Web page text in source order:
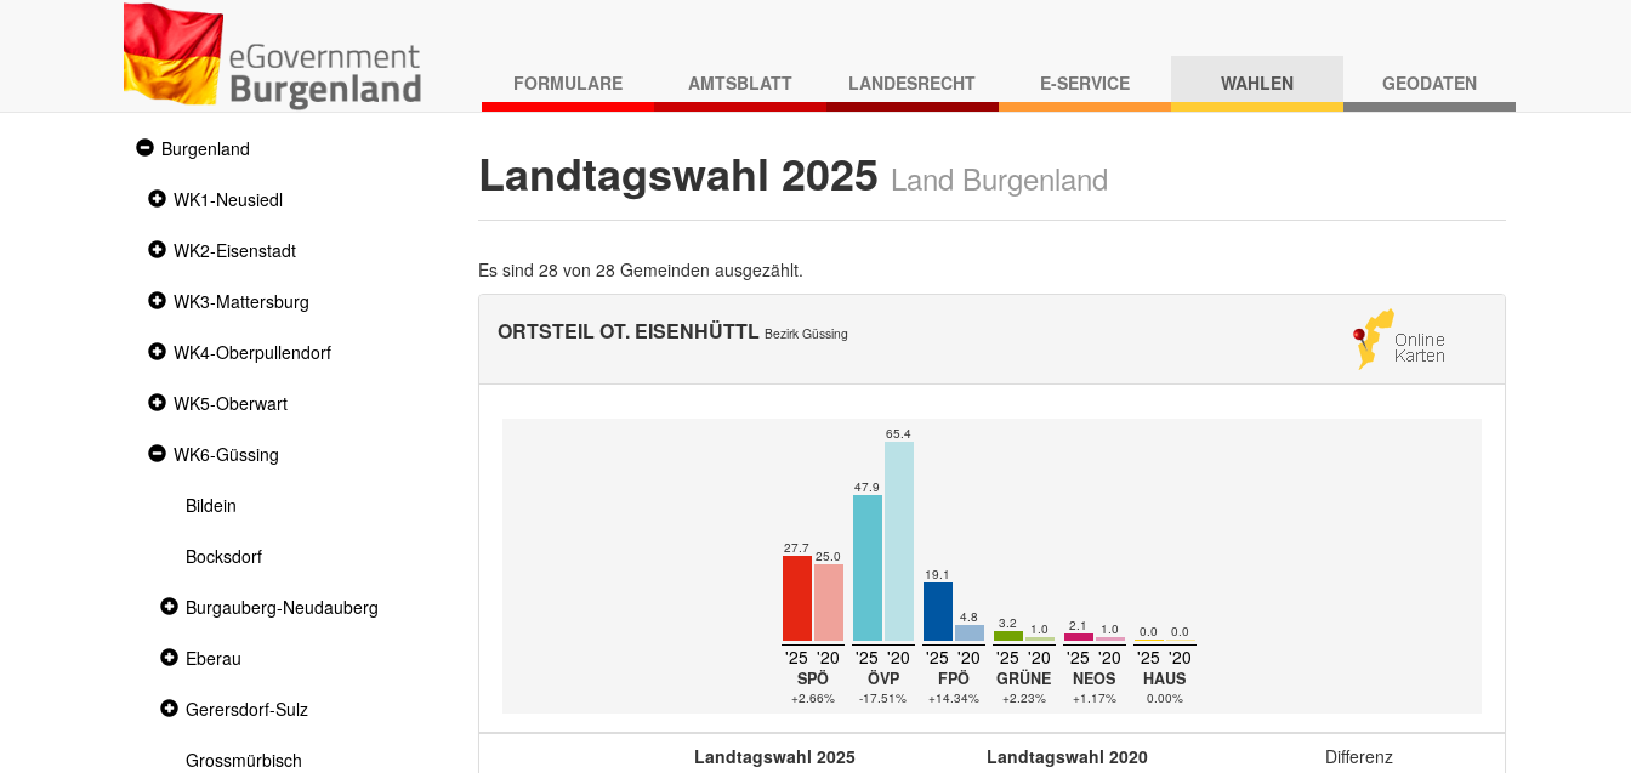
FORMULARE AMTSBLATT LANDESRECHT E-SERVICE WAHLEN GEODATEN
Expanded
section
Burgenland
Collapsed
WK1-Neusiedl
Collapsed
WK2-Eisenstadt
Collapsed
WK3-Mattersburg
Collapsed
WK4-Oberpullendorf
Collapsed
WK5-Oberwart
Expanded
WK6-Güssing
Bildein
Bocksdorf
Collapsed
section
Burgauberg-Neudauberg
Collapsed
Eberau
Collapsed
Gerersdorf-Sulz
Grossmürbisch
Landtagswahl 2025 Land Burgenland
Es sind 28 von 28 Gemeinden ausgezählt.
ORTSTEIL OT. EISENHÜTTL Bezirk Güssing
27.7 25.0
'25 '20
SPÖ
+2.66%
47.9
65.4
'25 '20
ÖVP
-17.51%
19.1
4.8
'25 '20
FPÖ
+14.34%
3.2 1.0
'25 '20
GRÜNE
+2.23%
2.1 1.0
'25 '20
NEOS
+1.17%
0.0 0.0
'25 '20
HAUS
0.00%
Landtagswahl 2025 Landtagswahl 2020
Differenz